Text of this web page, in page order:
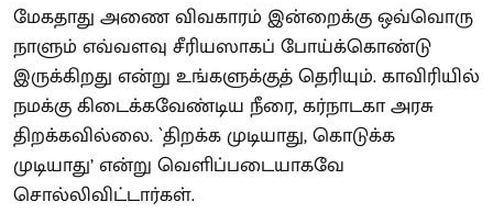
மேகதாது அணை விவகாரம் இன்றைக்கு ஒவ்வொரு
நாளும் எவ்வளவு சீரியஸாகப் போய்க்கொண்டு
இருக்கிறது என்று உங்களுக்குத் தெரியும். காவிரியில்
நமக்கு கிடைக்கவேண்டிய நீரை, கர்நாடகா அரசு
திறக்கவில்லை. `திறக்க முடியாது, கொடுக்க
முடியாது’ என்று வெளிப்படையாகவே
சொல்லிவிட்டார்கள்.